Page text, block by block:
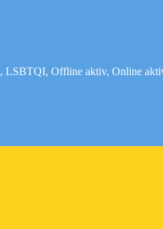
, LSBTQI, Offline aktiv, Online